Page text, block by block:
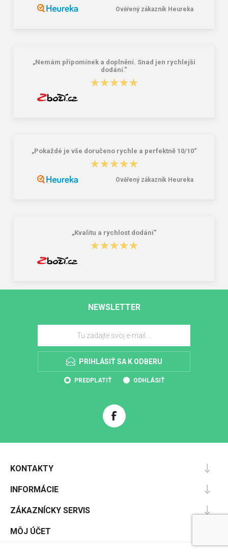
Ověřený zákazník Heureka
„Nemám připomínek a doplnění. Snad jen rychlejší
dodání.“
★★★★★
★★★★★
„Pokaždé je vše doručeno rychle a perfektně 10/10“
★★★★★
★★★★★
Ověřený zákazník Heureka
„Kvalitu a rychlost dodání“
★★★★★
★★★★★
NEWSLETTER
PRIHLÁSIŤ SA K ODBERU
PREDPLATIŤ ODHLÁSIŤ
KONTAKTY
INFORMÁCIE
ZÁKAZNÍCKY SERVIS
MÔJ ÚČET